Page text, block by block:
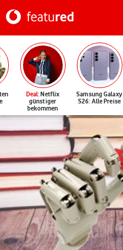
Deal: Netflix
günstiger
bekommen
Samsung Galaxy
S26: Alle Preise